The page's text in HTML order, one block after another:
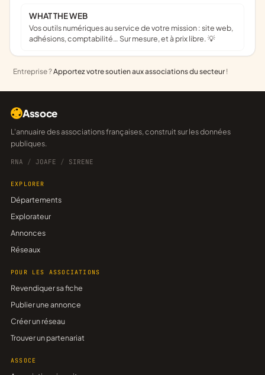
WHAT THE WEB
Vos outils numériques au service de votre mission : site web,
adhésions, comptabilité… Sur mesure, et à prix libre. 💡
Entreprise ?Apportez votre soutien aux associations du secteur !
Assoce
L'annuaire des associations françaises, construit sur les données
publiques.
RNA / JOAFE / SIRENE
EXPLORER
Départements
Explorateur
Annonces
Réseaux
POUR LES ASSOCIATIONS
Revendiquer sa fiche
Publier une annonce
Créer un réseau
Trouver un partenariat
ASSOCE